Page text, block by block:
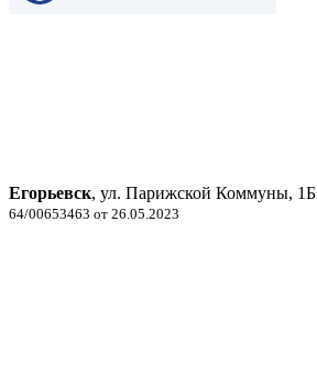
Егорьевск, ул. Парижской Коммуны, 1Б
64/00653463 от 26.05.2023